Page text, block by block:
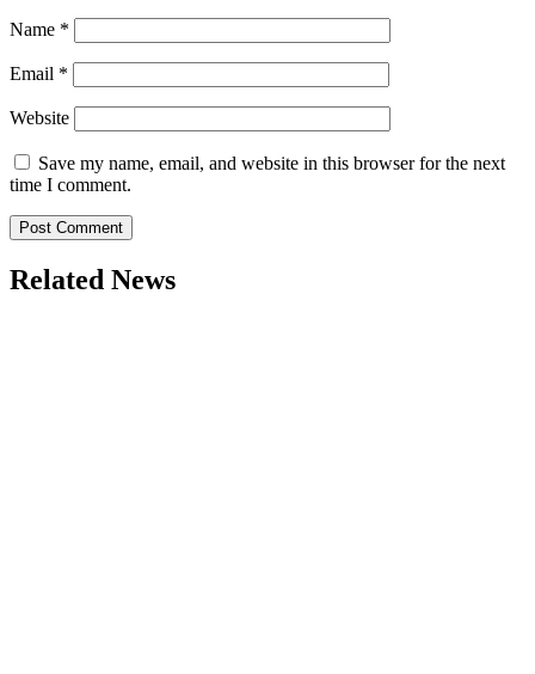
Name *
Email *
Website
Save my name, email, and website in this browser for the next
time I comment.
Related News